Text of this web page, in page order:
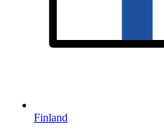
Finland